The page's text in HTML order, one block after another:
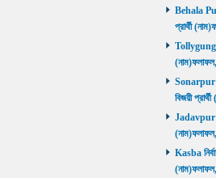
Behala
প্রার্থী
Tollygunge
Sonarpur
বিজয়ী
Jadavpur
Kasba